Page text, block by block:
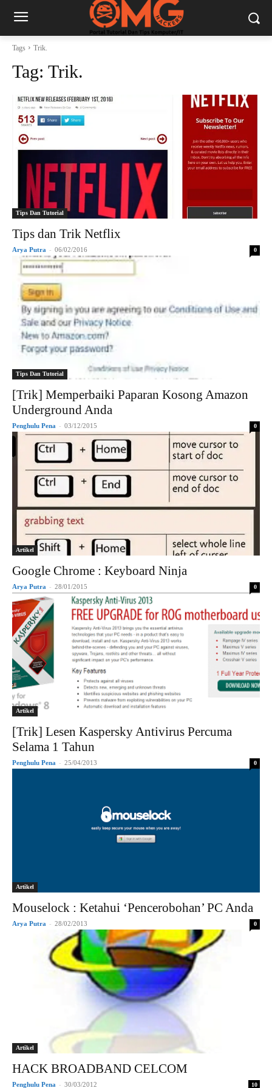
Tags Trik.
Tag: Trik.
Tips Dan Tutorial
Tips dan Trik Netflix
Arya Putra - 06/02/2016 0
Tips Dan Tutorial
[Trik] Memperbaiki Paparan Kosong Amazon
Underground Anda
Penghulu Pena - 03/12/2015 0
Artikel
Google Chrome : Keyboard Ninja
Arya Putra - 28/01/2015 0
Artikel
[Trik] Lesen Kaspersky Antivirus Percuma
Selama 1 Tahun
Penghulu Pena - 25/04/2013 0
Artikel
Mouselock : Ketahui ‘Pencerobohan’ PC Anda
Arya Putra - 28/02/2013 0
Artikel
HACK BROADBAND CELCOM
Penghulu Pena - 30/03/2012 10